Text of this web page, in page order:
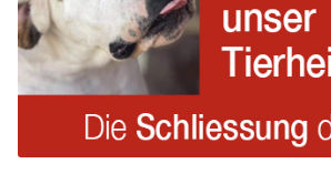
Aktion „Hilfe La Linea“
Updates „Hilfe La Linea“
Partnertierheim in Bulgarien